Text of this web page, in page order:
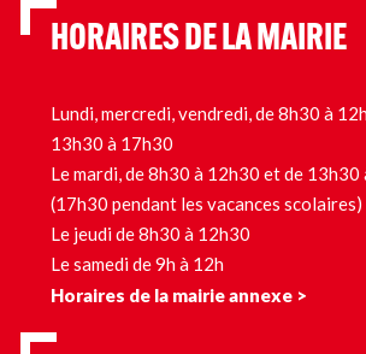
HORAIRES DE LA MAIRIE
Lundi, mercredi, vendredi, de 8h30 à
13h30 à 17h30
Le mardi, de 8h30 à 12h30 et de 13h30
(17h30 pendant les vacances scolaires)
Le jeudi de 8h30 à 12h30
Le samedi de 9h à 12h
Horaires de la mairie annexe >